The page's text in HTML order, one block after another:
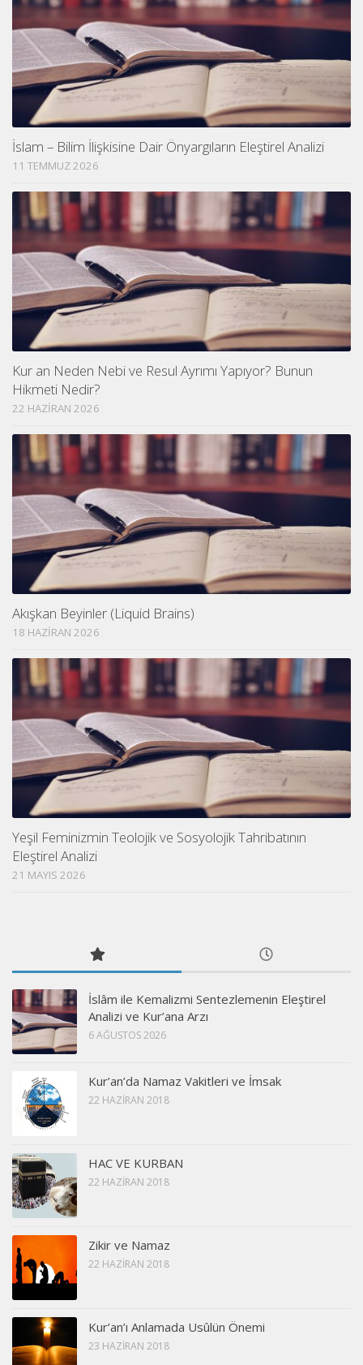
İslam – Bilim İlişkisine Dair Önyargıların Eleştirel Analizi
11 TEMMUZ 2026
Kur an Neden Nebi ve Resul Ayrımı Yapıyor? Bunun
Hikmeti Nedir?
22 HAZIRAN 2026
Akışkan Beyinler (Liquid Brains)
18 HAZIRAN 2026
Yeşil Feminizmin Teolojik ve Sosyolojik Tahribatının
Eleştirel Analizi
21 MAYIS 2026
İslâm ile Kemalizmi Sentezlemenin Eleştirel
Analizi ve Kur’ana Arzı
6 AĞUSTOS 2026
Kur’an’da Namaz Vakitleri ve İmsak
22 HAZIRAN 2018
HAC VE KURBAN
22 HAZIRAN 2018
Zikir ve Namaz
22 HAZIRAN 2018
Kur’an’ı Anlamada Usûlün Önemi
23 HAZIRAN 2018